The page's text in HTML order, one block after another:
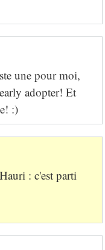
une pour moi,
adopter! Et
:)
: c'est parti